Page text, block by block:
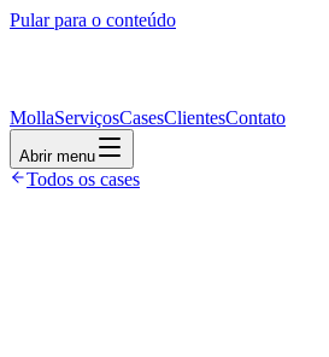
Pular para o conteúdo
MollaServiçosCasesClientesContato
Abrir menu
Todos os cases